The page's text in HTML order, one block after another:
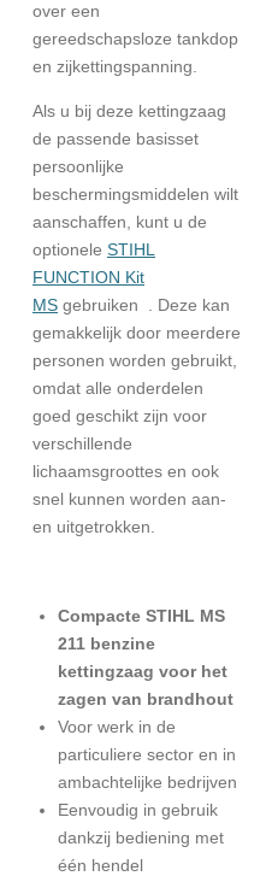
over een
gereedschapsloze tankdop
en zijkettingspanning.
Als u bij deze kettingzaag
de passende basisset
persoonlijke
beschermingsmiddelen wilt
aanschaffen, kunt u de
optionele STIHL
FUNCTION Kit
MS gebruiken . Deze kan
gemakkelijk door meerdere
personen worden gebruikt,
omdat alle onderdelen
goed geschikt zijn voor
verschillende
lichaamsgroottes en ook
snel kunnen worden aan-
en uitgetrokken.
Compacte STIHL MS
211 benzine
kettingzaag voor het
zagen van brandhout
Voor werk in de
particuliere sector en in
ambachtelijke bedrijven
Eenvoudig in gebruik
dankzij bediening met
één hendel